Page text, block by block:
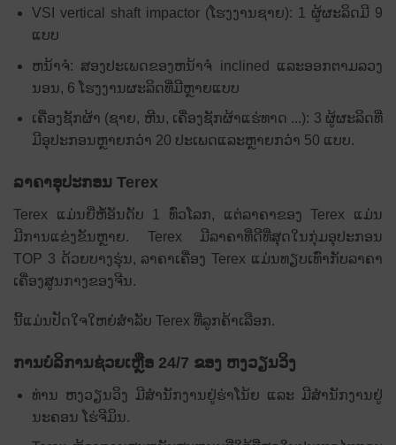
VSI vertical shaft impactor (ໂຮງງານຊາຍ): 1 ຜູ້ຜະລິດມີ 9
ແບບ
ຫນ້າຈໍ: ສອງປະເພດຂອງຫນ້າຈໍ inclined ແລະອອກຕາມລວງ
ນອນ, 6 ໂຮງງານຜະລິດທີ່ມີຫຼາຍແບບ
ເຄື່ອງຊັກຜ້າ (ຊາຍ, ຫີນ, ເຄື່ອງຊັກຜ້າແຮ່ທາດ ...): 3 ຜູ້ຜະລິດທີ່
ມີອຸປະກອນຫຼາຍກວ່າ 20 ປະເພດແລະຫຼາຍກວ່າ 50 ແບບ.
ລາຄາອຸປະກອນ Terex
Terex ແມ່ນຍີ່ຫໍ້ອັນດັບ 1 ທົ່ວໂລກ, ແຕ່ລາຄາຂອງ Terex ແມ່ນ
ມີການແຂ່ງຂັນຫຼາຍ. Terex ມີລາຄາທີ່ດີທີ່ສຸດໃນກຸ່ມອຸປະກອນ
TOP 3 ດ້ວຍບາງຮຸ່ນ, ລາຄາເຄື່ອງ Terex ແມ່ນທຽບເທົ່າກັບລາຄາ
ເຄື່ອງສູນກາງຂອງຈີນ.
ນີ້ແມ່ນປັດໃຈໃຫຍ່ສໍາລັບ Terex ທີ່ລູກຄ້າເລືອກ.
ການບໍລິການຊ່ວຍເຫຼືອ 24/7 ຂອງ ຫງວຽນວິງ
ທ່ານ ຫງວຽນ​ວິງ ມີ​ສຳນັກງານ​ຢູ່​ຮ່າ​ໂນ້ຍ ​ແລະ ມີ​ສຳນັກງານ​ຢູ່​
ນະຄອນ ​ໂຮ່ຈີ​ມິນ.